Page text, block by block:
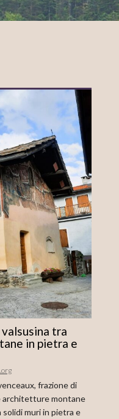
tra
in pietra e
frazione di
architetture montane
muri in pietra e